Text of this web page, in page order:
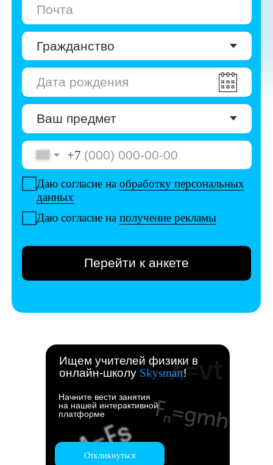
Даю согласие наобработку персональных
Даю согласие наполучение рекламы
Перейти к анкете
Ищем учителей физики в
онлайн-школу Skysmart!
Начните вести занятия
на нашей интерактивной
платформе
Откликнуться